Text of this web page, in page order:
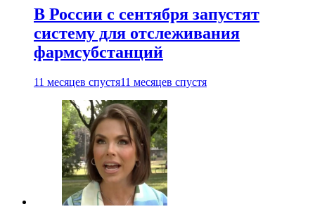
В России с сентября запустят
систему для отслеживания
фармсубстанций
11 месяцев спустя11 месяцев спустя